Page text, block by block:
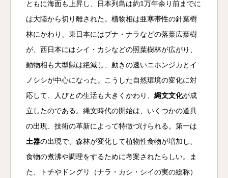
ともに海面も上昇し、日本列島は約1万年余り前までに
は大陸から切り離された。植物相は亜寒帯性の針葉樹
林にかわり、東日本にはブナ・ナラなどの落葉広葉樹
が、西日本にはシイ・カシなどの照葉樹林が広がり、
動物相も大型獣は絶滅し、動きの速いニホンジカとイ
ノシシが中心になった。こうした自然環境の変化に対
応して、人びとの生活も大きくかわり、 縄文文化が成
立したのである。縄文時代の開始は、いくつかの道具
の出現、技術の革新によって特徴づけられる。第一は
土器の出現で、森林が変化して植物性食物が増加し、
食物の煮沸や調理をするために考案されたらしい。ま
た、トチやドングリ（ナラ・カシ・シイの実の総称）